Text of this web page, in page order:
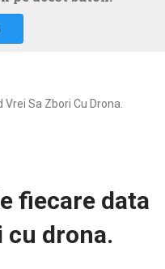
Sa Zbori Cu Drona.
fiecare data
cu drona.